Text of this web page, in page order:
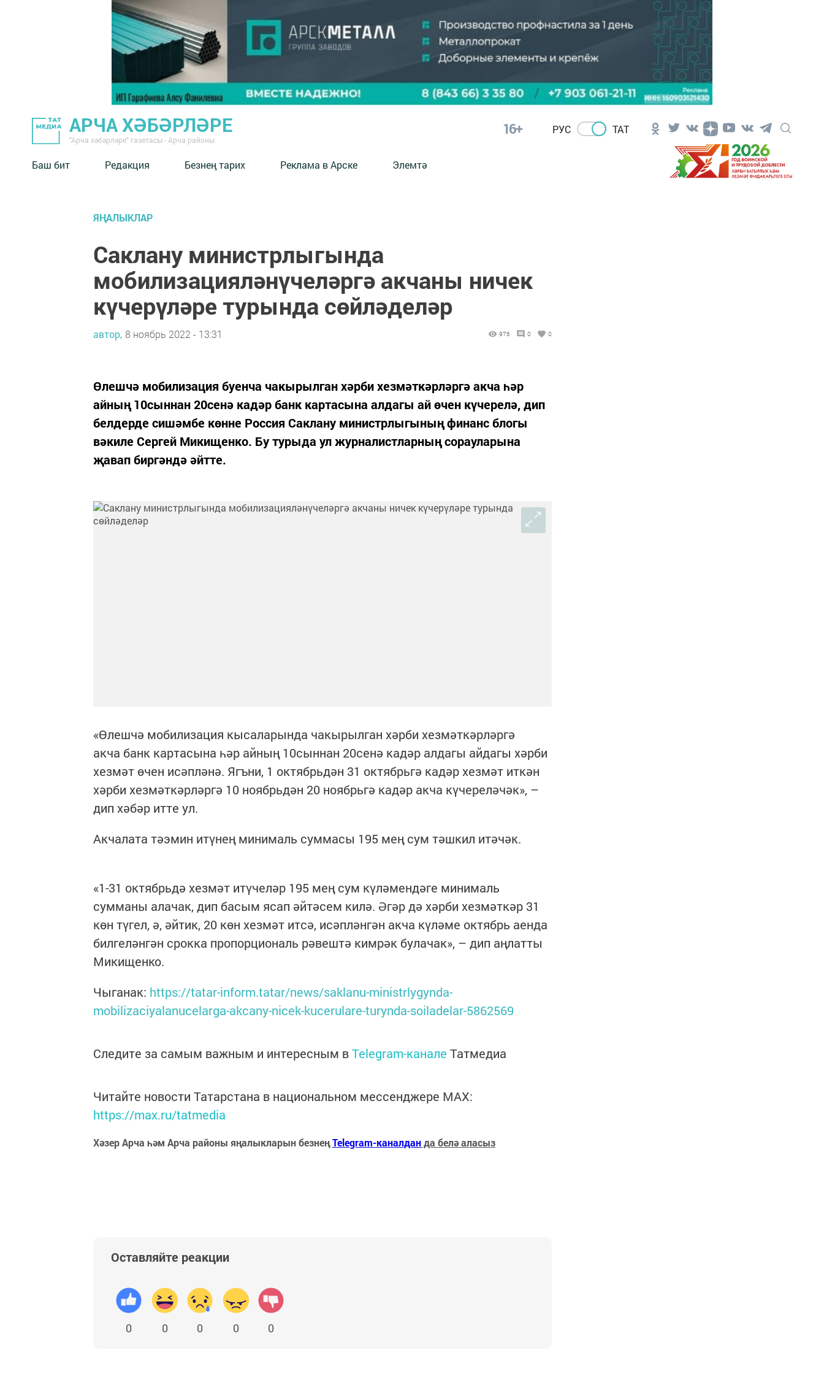
АРЧА ХӘБӘРЛӘРЕ
"Арча хәбәрләре" газетасы - Арча районы
16+ РУС ТАТ
Баш бит Редакция Безнең тарих Реклама в Арске Элемтә
ЯҢАЛЫКЛАР
Саклану министрлыгында
мобилизацияләнүчеләргә акчаны ничек
күчерүләре турында сөйләделәр
автор, 8 ноябрь 2022 - 13:31 976 0 0
Өлешчә мобилизация буенча чакырылган хәрби хезмәткәрләргә акча һәр
айның 10сыннан 20сенә кадәр банк картасына алдагы ай өчен күчерелә, дип
белдерде сишәмбе көнне Россия Саклану министрлыгының финанс блогы
вәкиле Сергей Микищенко. Бу турыда ул журналистларның сорауларына
җавап биргәндә әйтте.
«Өлешчә мобилизация кысаларында чакырылган хәрби хезмәткәрләргә
акча банк картасына һәр айның 10сыннан 20сенә кадәр алдагы айдагы хәрби
хезмәт өчен исәпләнә. Ягъни, 1 октябрьдән 31 октябрьгә кадәр хезмәт иткән
хәрби хезмәткәрләргә 10 ноябрьдән 20 ноябрьгә кадәр акча күчереләчәк», –
дип хәбәр итте ул.
Акчалата тәэмин итүнең минималь суммасы 195 мең сум тәшкил итәчәк.
«1-31 октябрьдә хезмәт итүчеләр 195 мең сум күләмендәге минималь
сумманы алачак, дип басым ясап әйтәсем килә. Әгәр дә хәрби хезмәткәр 31
көн түгел, ә, әйтик, 20 көн хезмәт итсә, исәпләнгән акча күләме октябрь аенда
билгеләнгән срокка пропорциональ рәвештә кимрәк булачак», – дип аңлатты
Микищенко.
Чыганак: https://tatar-inform.tatar/news/saklanu-ministrlygynda-
mobilizaciyalanucelarga-akcany-nicek-kucerulare-turynda-soiladelar-5862569
Следите за самым важным и интересным вTelegram-канале Татмедиа
Читайте новости Татарстана в национальном мессенджере MАХ:
https://max.ru/tatmedia
Хәзер Арча һәм Арча районы яңалыкларын безнеңTelegram-каналданда белә аласыз
Оставляйте реакции
0 0 0 0 0